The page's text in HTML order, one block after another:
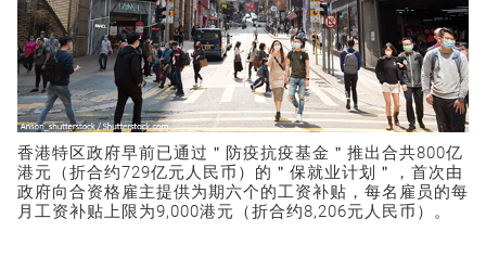
香港特区政府早前已通过＂防疫抗疫基金＂推出合共800亿
港元（折合约729亿元人民币）的＂保就业计划＂，首次由
政府向合资格雇主提供为期六个的工资补贴，每名雇员的每
月工资补贴上限为9,000港元（折合约8,206元人民币）。